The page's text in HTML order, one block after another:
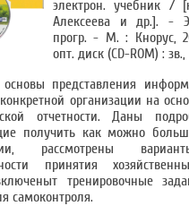
электрон. учебник /
Алексеева и др.]. -
прогр. - М. : Кнорус,
опт. диск (CD-ROM) : зв.,
представления
организации на
отчетности. Даны
получить как можно
рассмотрены
принятия
тренировочные
самоконтроля.